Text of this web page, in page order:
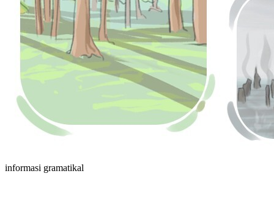
informasi gramatikal